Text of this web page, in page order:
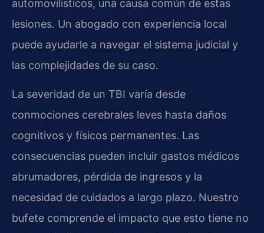
automovilísticos, una causa común de estas
lesiones. Un abogado con experiencia local
puede ayudarle a navegar el sistema judicial y
las complejidades de su caso.
La severidad de un TBI varía desde
conmociones cerebrales leves hasta daños
cognitivos y físicos permanentes. Las
consecuencias pueden incluir gastos médicos
abrumadores, pérdida de ingresos y la
necesidad de cuidados a largo plazo. Nuestro
bufete comprende el impacto que esto tiene no